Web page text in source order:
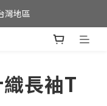
免運費;
灣地區
長袖T